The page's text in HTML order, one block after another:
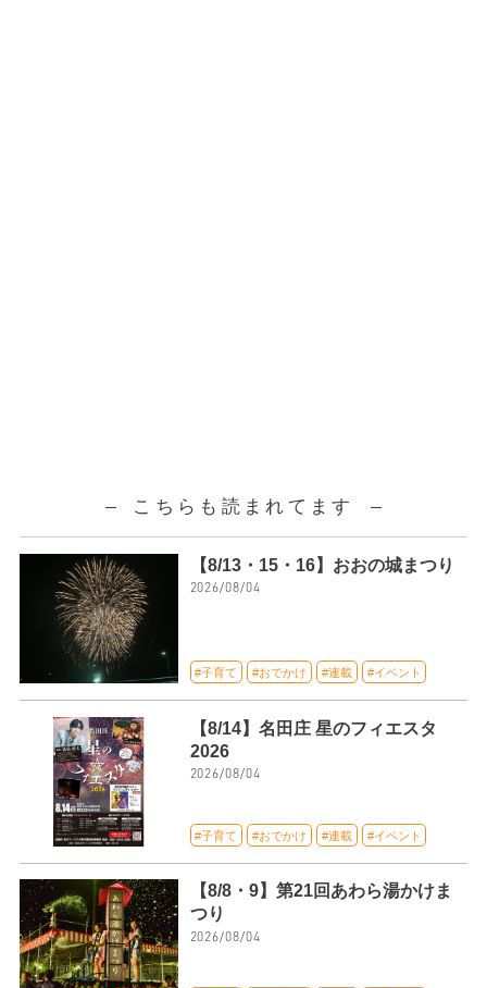
こちらも読まれてます
【8/13・15・16】おおの城まつり
2026/08/04
#子育て #おでかけ #連載 #イベント
【8/14】名田庄 星のフィエスタ
2026
2026/08/04
#子育て #おでかけ #連載 #イベント
【8/8・9】第21回あわら湯かけま
つり
2026/08/04